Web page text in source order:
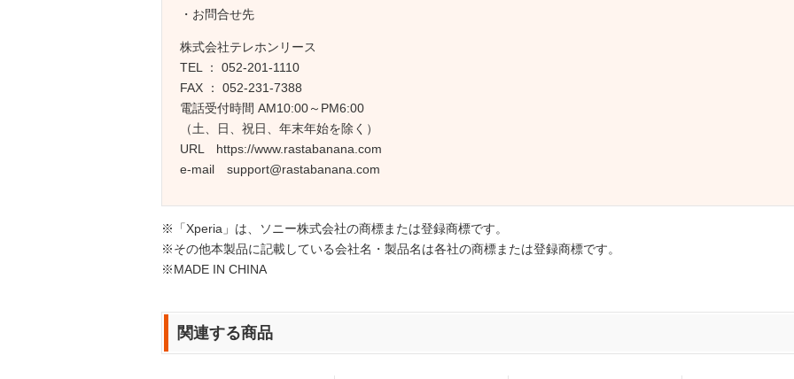
・お問合せ先
株式会社テレホンリース
TEL ： 052-201-1110
FAX ： 052-231-7388
電話受付時間 AM10:00～PM6:00
（土、日、祝日、年末年始を除く）
URL https://www.rastabanana.com
e-mail support@rastabanana.com
※「Xperia」は、ソニー株式会社の商標または登録商標です。
※その他本製品に記載している会社名・製品名は各社の商標または登録商標です。
※MADE IN CHINA
関連する商品